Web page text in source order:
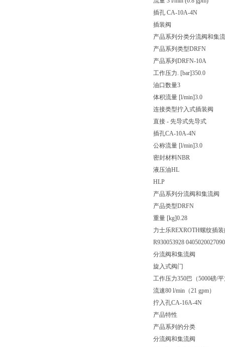
插孔 CA-10A-4N
插装阀
产品系列分类分流阀和集
产品系列类型DRFN
产品系列 DRFN-10A
工作压力. [bar]350.0
油口数量3
体积流量 [l/min]3.0
连接类型拧入式插装阀
直接 - 先导式先导式
插孔CA-10A-4N
公称流量 [l/min]3.0
密封材料NBR
液压油HL
HLP
产品系列 分流阀和集流阀
产品类型DRFN
重量 [kg]0.28
力士乐REXROTH螺纹插
R930053928
分流阀和集流阀
旋入式阀门
工作压力350巴（5000磅/
流速80 l/min（21 gpm）
拧入孔CA-16A-4N
产品特性
产品系列的分类
分流阀和集流阀